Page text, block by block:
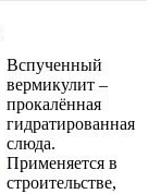
Вспученный
вермикулит –
прокалённая
гидратированная
слюда.
Применяется в
строительстве,